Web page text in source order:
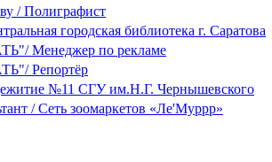
/ Полиграфист
городская библиотека г. Саратова
Менеджер по рекламе
Репортёр
№11 СГУ им.Н.Г. Чернышевского
/ Сеть зоомаркетов «Ле'Муррр»